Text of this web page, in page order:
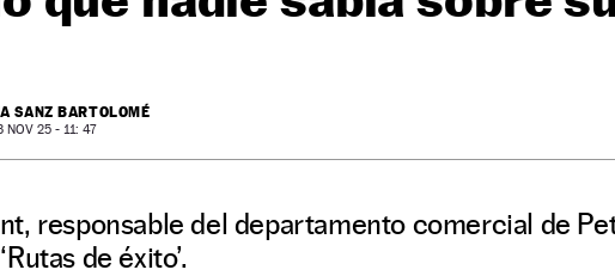
SANZ BARTOLOMÉ
NOV 25 - 11: 47
responsable del departamento comercial de
de éxito’.